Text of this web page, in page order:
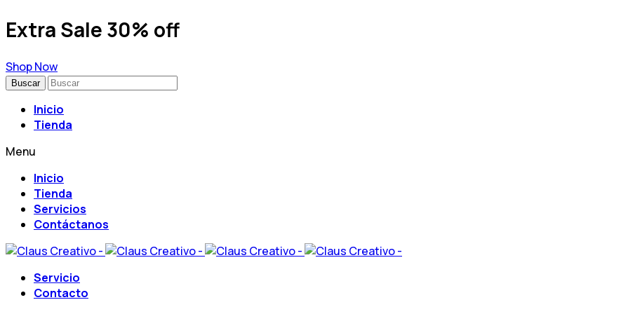
Extra Sale 30% off
Shop Now
Buscar
Inicio
Tienda
Menu
Inicio
Tienda
Servicios
Contáctanos
Servicio
Contacto